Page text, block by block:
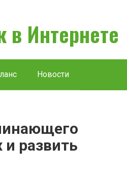
в Интернете
Новости
и развить